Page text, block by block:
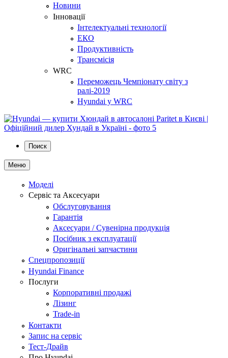
Новини
Інновації
Інтелектуальні технології
ЕКО
Продуктивність
Трансмісія
WRC
Переможець Чемпіонату світу з
ралі-2019
Hyundai у WRC
Поиск
Меню
Моделі
Сервіс та Аксесуари
Обслуговування
Гарантія
Аксесуари / Сувенірна продукція
Посібник з експлуатації
Оригінальні запчастини
Спецпропозиції
Hyundai Finance
Послуги
Корпоративні продажі
Лізинг
Trade-in
Контакти
Запис на сервіс
Тест-Драйв